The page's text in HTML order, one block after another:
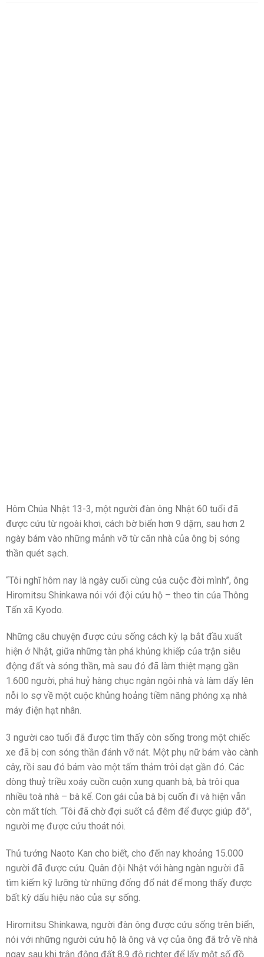
Hôm Chúa Nhật 13-3, một người đàn ông Nhật 60 tuổi đã
được cứu từ ngoài khơi, cách bờ biển hơn 9 dặm, sau hơn 2
ngày bám vào những mảnh vỡ từ căn nhà của ông bị sóng
thần quét sạch.
“Tôi nghĩ hôm nay là ngày cuối cùng của cuộc đời mình”, ông
Hiromitsu Shinkawa nói với đội cứu hộ – theo tin của Thông
Tấn xã Kyodo.
Những câu chuyện được cứu sống cách kỳ lạ bắt đầu xuất
hiện ở Nhật, giữa những tàn phá khủng khiếp của trận siêu
động đất và sóng thần, mà sau đó đã làm thiệt mạng gần
1.600 người, phá huỷ hàng chục ngàn ngôi nhà và làm dấy lên
nỗi lo sợ về một cuộc khủng hoảng tiềm năng phóng xạ nhà
máy điện hạt nhân.
3 người cao tuổi đã được tìm thấy còn sống trong một chiếc
xe đã bị cơn sóng thần đánh vỡ nát. Một phụ nữ bám vào cành
cây, rồi sau đó bám vào một tấm thảm trôi dạt gần đó. Các
dòng thuỷ triều xoáy cuồn cuộn xung quanh bà, bà trôi qua
nhiều toà nhà – bà kể. Con gái của bà bị cuốn đi và hiện vẫn
còn mất tích. “Tôi đã chờ đợi suốt cả đêm để được giúp đỡ”,
người mẹ được cứu thoát nói.
Thủ tướng Naoto Kan cho biết, cho đến nay khoảng 15.000
người đã được cứu. Quân đội Nhật với hàng ngàn người đã
tìm kiếm kỹ lưỡng từ những đống đổ nát để mong thấy được
bất kỳ dấu hiệu nào của sự sống.
Hiromitsu Shinkawa, người đàn ông được cứu sống trên biển,
nói với những người cứu hộ là ông và vợ của ông đã trở về nhà
ngay sau khi trận động đất 8,9 độ richter để lấy một số đồ